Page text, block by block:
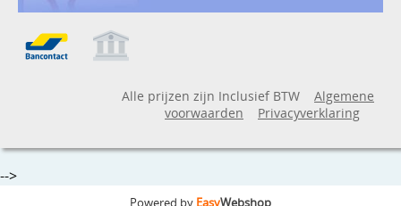
Alle prijzen zijn Inclusief BTW
Algemene
voorwaarden
Privacyverklaring
-->
Powered by EasyWebshop